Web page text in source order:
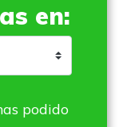
en:
podido